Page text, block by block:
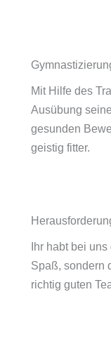
Mit Hilfe des
Ausübung
gesunden
geistig fitter.
Ihr habt bei
Spaß, sondern
richtig guten